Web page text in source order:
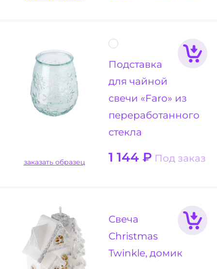
Подставка
для чайной
свечи «Faro» из
переработанного
стекла
1 144 ₽ Под заказ
заказать образец
Свеча
Christmas
Twinkle, домик